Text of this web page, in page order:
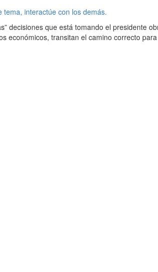
interactúe con los demás.
decisiones que está tomando el presidente
económicos, transitan el camino correcto para